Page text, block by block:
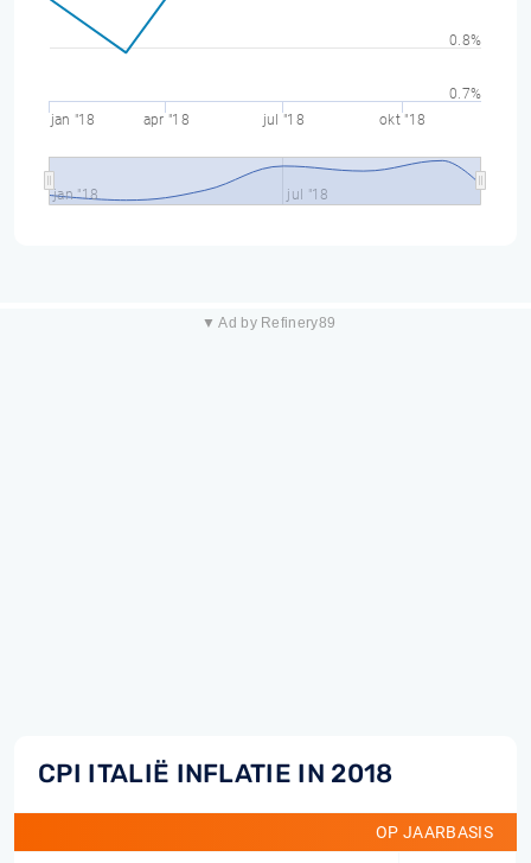
jan "18 apr "18 jul "18 okt "18
jan "18 jul "18
0.7%
0.8%
▼ Ad by Refinery89
CPI ITALIË INFLATIE IN 2018
OP JAARBASIS